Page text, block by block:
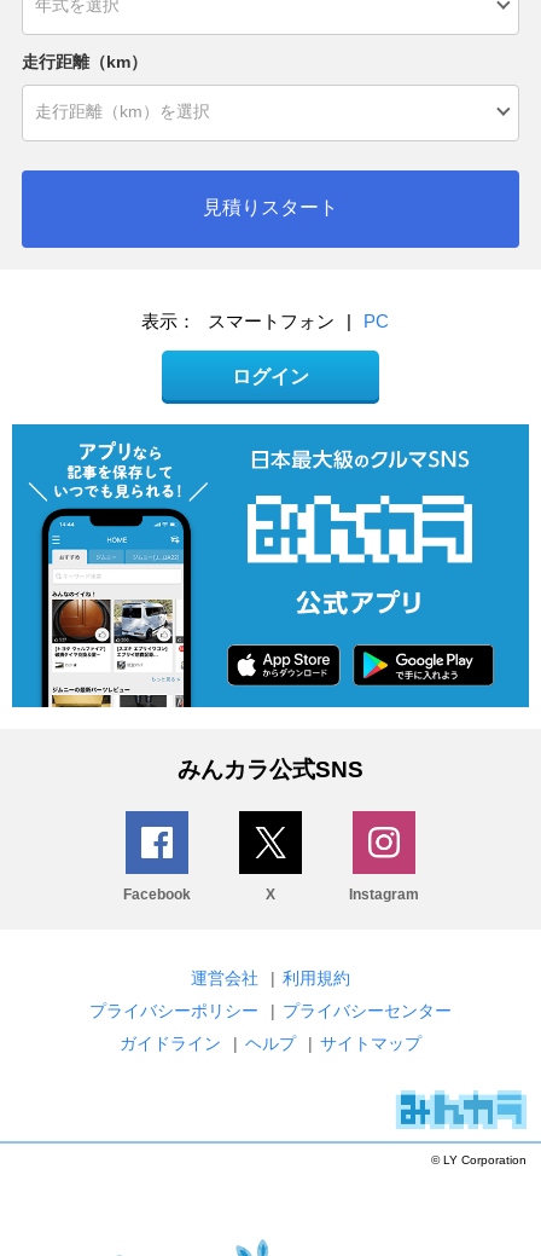
走行距離（km）
見積りスタート
表示： スマートフォン | PC
ログイン
みんカラ公式SNS
Facebook X Instagram
運営会社 | 利用規約
プライバシーポリシー
| プライバシーセンター
ガイドライン
| ヘルプ | サイトマップ
© LY Corporation